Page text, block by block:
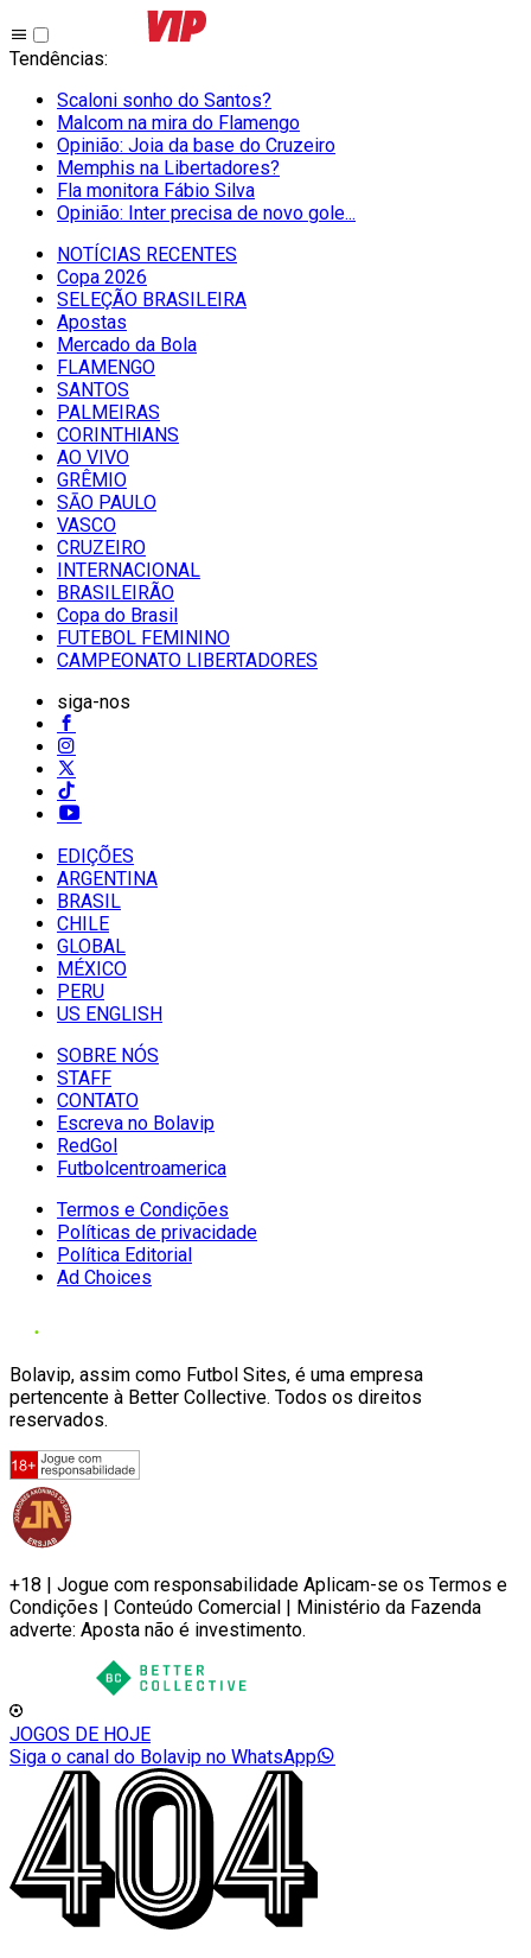
Tendências:
Scaloni sonho do Santos?
Malcom na mira do Flamengo
Opinião: Joia da base do Cruzeiro
Memphis na Libertadores?
Fla monitora Fábio Silva
Opinião: Inter precisa de novo gole...
NOTÍCIAS RECENTES
Copa 2026
SELEÇÃO BRASILEIRA
Apostas
Mercado da Bola
FLAMENGO
SANTOS
PALMEIRAS
CORINTHIANS
AO VIVO
GRÊMIO
SĀO PAULO
VASCO
CRUZEIRO
INTERNACIONAL
BRASILEIRÃO
Copa do Brasil
FUTEBOL FEMININO
CAMPEONATO LIBERTADORES
siga-nos
EDIÇÕES
ARGENTINA
BRASIL
CHILE
GLOBAL
MÉXICO
PERU
US ENGLISH
SOBRE NÓS
STAFF
CONTATO
Escreva no Bolavip
RedGol
Futbolcentroamerica
Termos e Condições
Políticas de privacidade
Política Editorial
Ad Choices
Bolavip, assim como Futbol Sites, é uma empresa
pertencente à Better Collective. Todos os direitos
reservados.
+18 | Jogue com responsabilidade Aplicam-se os Termos e
Condições | Conteúdo Comercial | Ministério da Fazenda
adverte: Aposta não é investimento.
JOGOS DE HOJE
Siga o canal do Bolavip no WhatsApp